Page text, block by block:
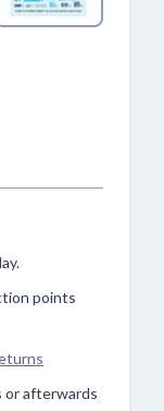
points
or afterwards